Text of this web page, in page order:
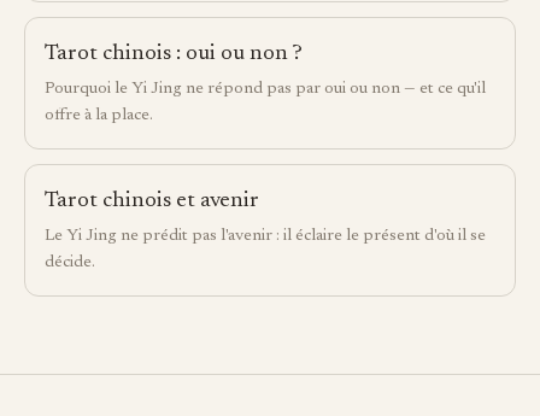
Tarot chinois : oui ou non ?
Pourquoi le Yi Jing ne répond pas par oui ou non — et ce qu'il
offre à la place.
Tarot chinois et avenir
Le Yi Jing ne prédit pas l'avenir : il éclaire le présent d'où il se
décide.